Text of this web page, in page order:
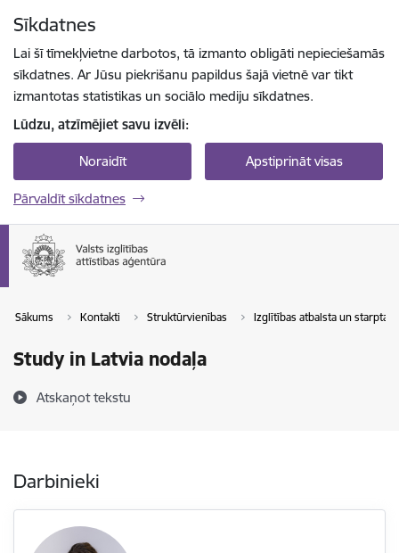
Sīkdatnes
Lai šī tīmekļvietne darbotos, tā izmanto obligāti nepieciešamās
sīkdatnes. Ar Jūsu piekrišanu papildus šajā vietnē var tikt
izmantotas statistikas un sociālo mediju sīkdatnes.
Lūdzu, atzīmējiet savu izvēli:
Noraidīt Apstiprināt visas
Pārvaldīt sīkdatnes
Sākums Kontakti Struktūrvienības Izglītības atbalsta un
Study in Latvia nodaļa
Atskaņot tekstu
Darbinieki